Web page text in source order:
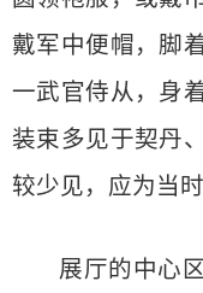
戴军中便帽，脚
一武官侍从，身
装束多见于契丹
较少见，应为当
展厅的中心